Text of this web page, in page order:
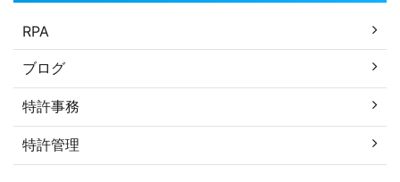
RPA
ブログ
特許事務
特許管理